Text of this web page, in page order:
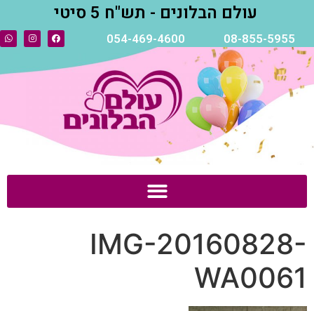
עולם הבלונים - תש"ח 5 סיטי
08-855-5955
054-469-4600
IMG-20160828-
WA0061